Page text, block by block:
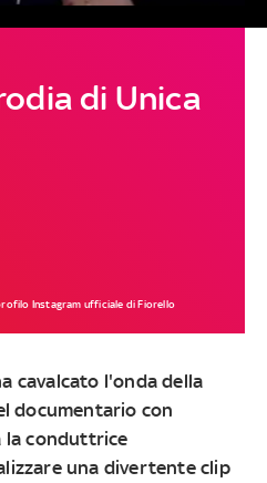
di Unica
Instagram ufficiale di Fiorello
cavalcato l'onda della
documentario con
la conduttrice
una divertente clip